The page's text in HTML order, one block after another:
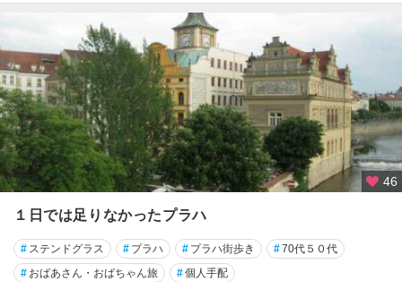
46
１日では足りなかったプラハ
# ステンドグラス # プラハ # プラハ街歩き #70代５０代
# おばあさん・おばちゃん旅 #個人手配